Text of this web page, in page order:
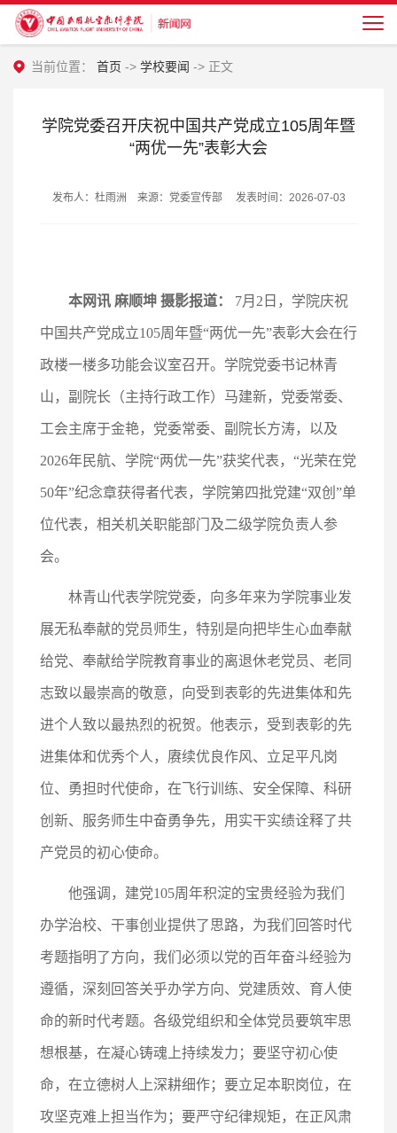
当前位置： 首页 -> 学校要闻 -> 正文
学院党委召开庆祝中国共产党成立105周年暨
“两优一先”表彰大会
发布人：杜雨洲 来源：党委宣传部 发表时间：2026-07-03
本网讯 麻顺坤 摄影报道： 7月2日，学院庆祝
中国共产党成立105周年暨“两优一先”表彰大会在行
政楼一楼多功能会议室召开。学院党委书记林青
山，副院长（主持行政工作）马建新，党委常委、
工会主席于金艳，党委常委、副院长方涛，以及
2026年民航、学院“两优一先”获奖代表，“光荣在党
50年”纪念章获得者代表，学院第四批党建“双创”单
位代表，相关机关职能部门及二级学院负责人参
会。
林青山代表学院党委，向多年来为学院事业发
展无私奉献的党员师生，特别是向把毕生心血奉献
给党、奉献给学院教育事业的离退休老党员、老同
志致以最崇高的敬意，向受到表彰的先进集体和先
进个人致以最热烈的祝贺。他表示，受到表彰的先
进集体和优秀个人，赓续优良作风、立足平凡岗
位、勇担时代使命，在飞行训练、安全保障、科研
创新、服务师生中奋勇争先，用实干实绩诠释了共
产党员的初心使命。
他强调，建党105周年积淀的宝贵经验为我们
办学治校、干事创业提供了思路，为我们回答时代
考题指明了方向，我们必须以党的百年奋斗经验为
遵循，深刻回答关乎办学方向、党建质效、育人使
命的新时代考题。各级党组织和全体党员要筑牢思
想根基，在凝心铸魂上持续发力；要坚守初心使
命，在立德树人上深耕细作；要立足本职岗位，在
攻坚克难上担当作为；要严守纪律规矩，在正风肃